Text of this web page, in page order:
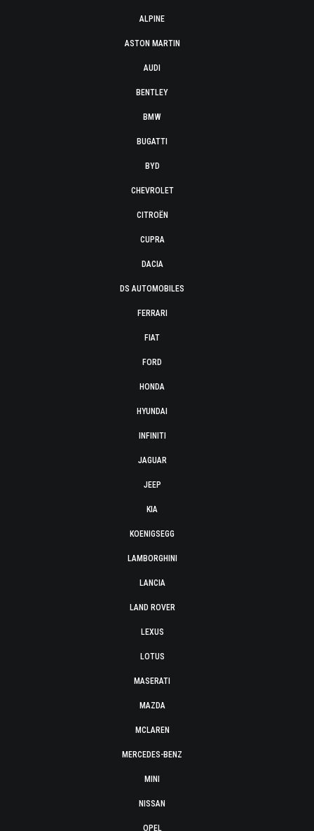
ALPINE
ASTON MARTIN
AUDI
BENTLEY
BMW
BUGATTI
BYD
CHEVROLET
CITROËN
CUPRA
DACIA
DS AUTOMOBILES
FERRARI
FIAT
FORD
HONDA
HYUNDAI
INFINITI
JAGUAR
JEEP
KIA
KOENIGSEGG
LAMBORGHINI
LANCIA
LAND ROVER
LEXUS
LOTUS
MASERATI
MAZDA
MCLAREN
MERCEDES-BENZ
MINI
NISSAN
OPEL